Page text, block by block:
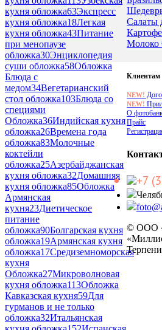
кухня обложка63Экспресс
кухня обложка18Легкая
кухня обложка43Питание
при менопаузе
обложка30Энциклопедия
суши обложка58Обложка
Блюда с
медом34Вегетарианский
стол обложка103Блюда со
специями
Обложка36Индийская кухня
обложка26Времена года
обложка83Молочные
коктейли
обложка25Азербайджанская
кухня обложка32Домашняя
кухня обложка85Обложка
Армянская
кухня23Диетическое
питание
обложка90Болгарская кухня
обложка19Армянская кухня
обложка17Средиземноморская
кухня
Обложка27Микроволновая
кухня обложка113Обложка
Кавказская кухня59Для
гурманов и не только
обложка32Итальянская
Салаты
Молоко
Клиентам
NEW!
NEW!
О
Прайс
+7
© ООО